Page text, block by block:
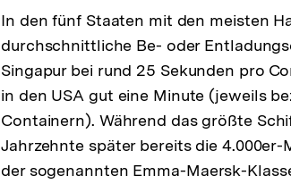
In den fünf Staaten mit den meisten
durchschnittliche Be- oder
Singapur bei rund 25 Sekunden pro
in den USA gut eine Minute (jeweils
Containern). Während das größte
Jahrzehnte später bereits die
der sogenannten Emma-Maersk-